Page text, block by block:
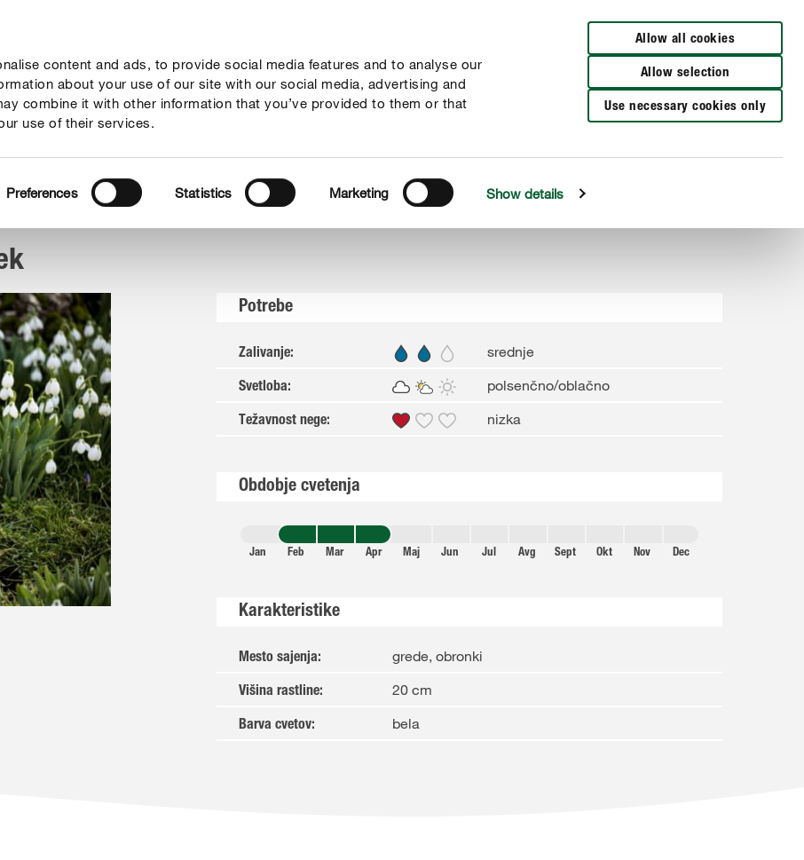
content and ads, to provide social media features and to analyse our
about your use of our site with our social media, advertising and
combine it with other information that you’ve provided to them or that
use of their services.
Preferences Statistics Marketing Show details
Allow all cookies
Allow selection
Use necessary cookies only
Vodiči Podjetje
veliki zvonček
Potrebe
Zalivanje: srednje
Svetloba: polsenčno/oblačno
Težavnost nege: nizka
Obdobje cvetenja
Jan Feb Mar Apr Maj Jun Jul Avg Sept Okt Nov Dec
Karakteristike
Mesto sajenja: grede, obronki
Višina rastline: 20 cm
Barva cvetov: bela